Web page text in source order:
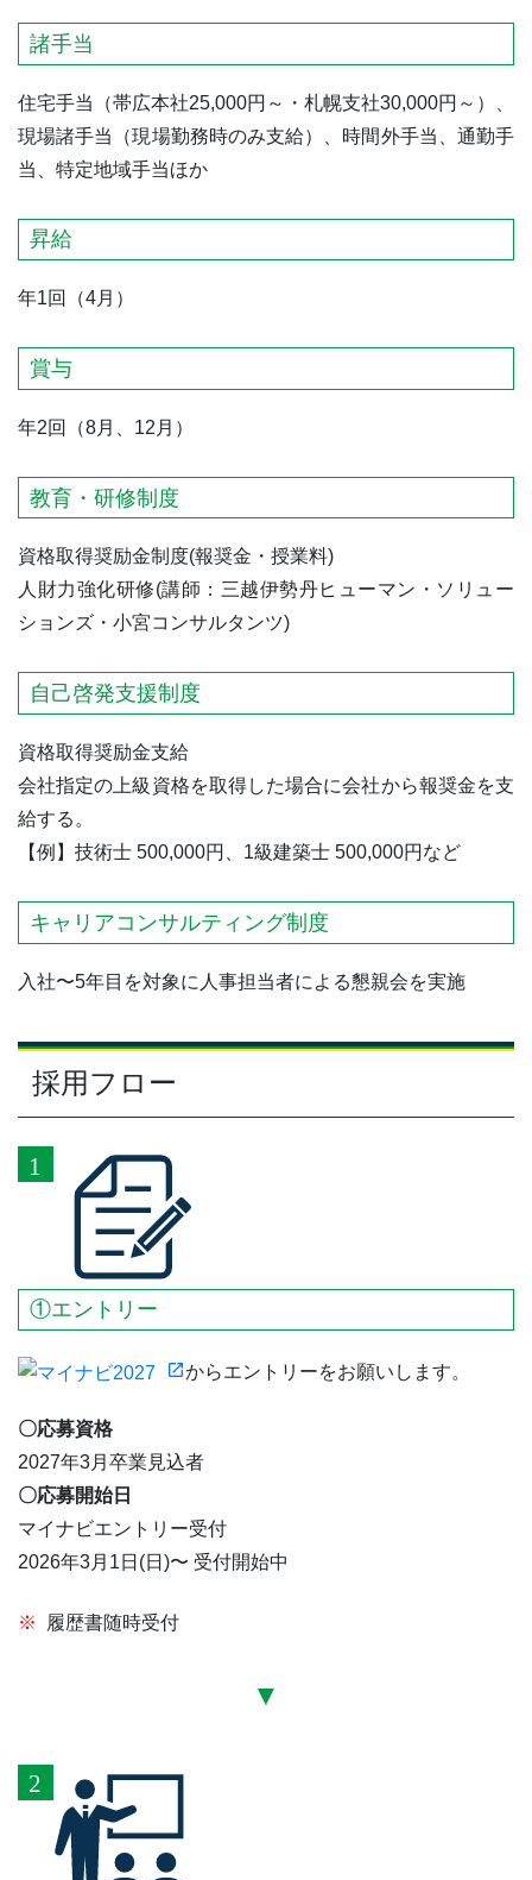
諸手当
住宅手当（帯広本社25,000円～・札幌支社30,000円～）、
現場諸手当（現場勤務時のみ支給）、時間外手当、通勤手
当、特定地域手当ほか
昇給
年1回（4月）
賞与
年2回（8月、12月）
教育・研修制度
資格取得奨励金制度(報奨金・授業料)
人財力強化研修(講師：三越伊勢丹ヒューマン・ソリュー
ションズ・小宮コンサルタンツ)
自己啓発支援制度
資格取得奨励金支給
会社指定の上級資格を取得した場合に会社から報奨金を支
給する。
【例】技術士 500,000円、1級建築士 500,000円など
キャリアコンサルティング制度
入社〜5年目を対象に人事担当者による懇親会を実施
採用フロー
①エントリー
からエントリーをお願いします。
〇応募資格
2027年3月卒業見込者
〇応募開始日
マイナビエントリー受付
2026年3月1日(日)〜 受付開始中
履歴書随時受付